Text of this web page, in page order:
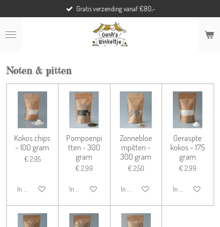
direct
naar
de
Gratis verzending vanaf €80,-
Noten & pitten
Kokos chips
- 100 gram
€ 2,95
In winkelwagen
Pompoenpi
tten - 300
gram
€ 2,99
In winkelwagen
Zonnebloe
mpitten -
300 gram
€ 2,50
In winkelwagen
Geraspte
kokos - 175
gram
€ 2,99
In winkelwagen